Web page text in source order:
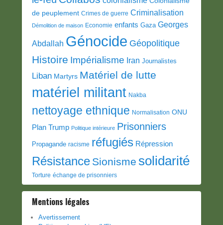
de peuplement Crimes de guerre Criminalisation
Démolition de maison Economie enfants Gaza Georges
Abdallah Génocide Géopolitique
Histoire Impérialisme Iran Journalistes
Liban Martyrs Matériel de lutte
matériel militant Nakba
nettoyage ethnique Normalisation ONU
Plan Trump Politique intérieure Prisonniers
Propagande racisme réfugiés Répression
Résistance Sionisme solidarité
Torture échange de prisonniers
Mentions légales
Avertissement